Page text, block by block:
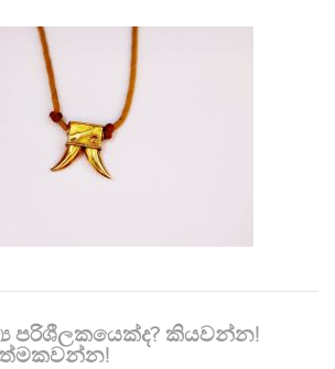
පරිශීලකයෙක්ද? කියවන්න!